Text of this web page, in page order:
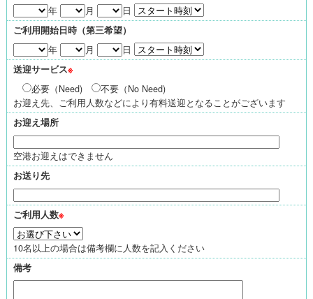
年
月
日
ご利用開始日時（第三希望）
年
月
日
送迎サービス※
必要（Need)
不要（No Need)
お迎え先、ご利用人数などにより有料送迎となることがございます
お迎え場所
空港お迎えはできません
お送り先
ご利用人数※
10名以上の場合は備考欄に人数を記入ください
備考